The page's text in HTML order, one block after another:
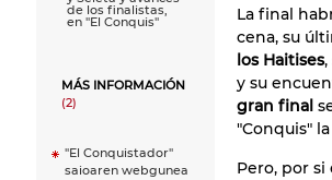
de los finalistas,
en ''El Conquis''
MÁS INFORMACIÓN
(2)
"El Conquistador"
saioaren webgunea
La final
cena, su
los Haitises
y su
gran final
"Conquis"
Pero, por